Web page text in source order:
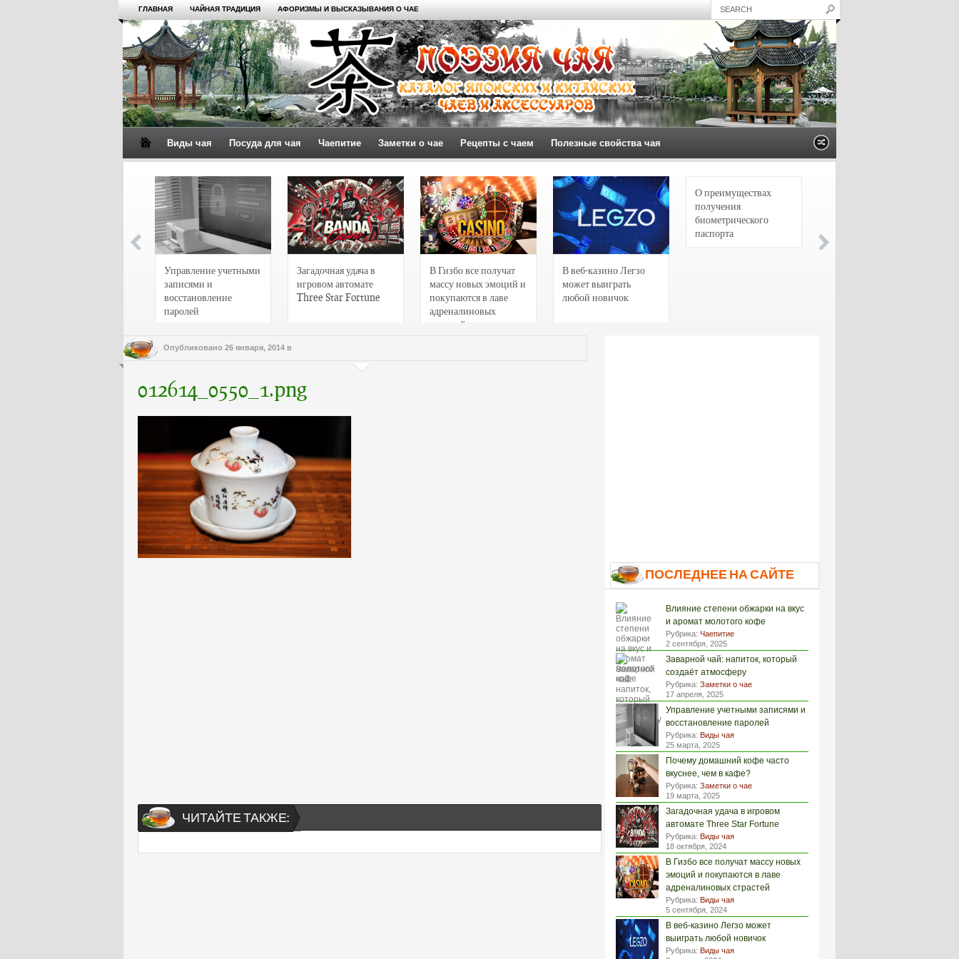
ГЛАВНАЯ ЧАЙНАЯ ТРАДИЦИЯ АФОРИЗМЫ И ВЫСКАЗЫВАНИЯ О ЧАЕ
Виды чая Посуда для чая Чаепитие Заметки о чае Рецепты с чаем Полезные свойства чая
Управление учетными
записями и
восстановление
паролей
Загадочная удача в
игровом автомате
Three Star Fortune
В Гизбо все получат
массу новых эмоций и
покупаются в лаве
адреналиновых
страстей
В веб-казино Легзо
может выиграть
любой новичок
О преимуществах
получения
биометрического
паспорта
Опубликовано 26 января, 2014 в
012614_0550_1.png
ЧИТАЙТЕ ТАКЖЕ:
ПОСЛЕДНЕЕ НА САЙТЕ
Влияние степени обжарки на вкус
и аромат молотого кофе
Рубрика: Чаепитие
2 сентября, 2025
Заварной чай: напиток, который
создаёт атмосферу
Рубрика: Заметки о чае
17 апреля, 2025
Управление учетными записями и
восстановление паролей
Рубрика: Виды чая
25 марта, 2025
Почему домашний кофе часто
вкуснее, чем в кафе?
Рубрика: Заметки о чае
19 марта, 2025
Загадочная удача в игровом
автомате Three Star Fortune
Рубрика: Виды чая
18 октября, 2024
В Гизбо все получат массу новых
эмоций и покупаются в лаве
адреналиновых страстей
Рубрика: Виды чая
5 сентября, 2024
В веб-казино Легзо может
выиграть любой новичок
Рубрика: Виды чая